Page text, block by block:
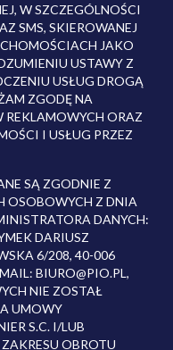
W SZCZEGÓLNOŚCI
SMS, SKIEROWANEJ
JAKO
USTAWY Z
USŁUG DROGĄ
ZGODĘ NA
REKLAMOWYCH ORAZ
I USŁUG PRZEZ
SĄ ZGODNIE Z
OSOBOWYCH Z DNIA
DANYCH:
DARIUSZ
6/208, 40-006
BIURO@PIO.PL,
NIE ZOSTAŁ
UMOWY
S.C. I/LUB
OBROTU